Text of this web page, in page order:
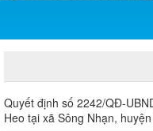
Quyết định số 2242/
Quyết định số 2242/QĐ-
Heo tại xã Sông Nhạn,